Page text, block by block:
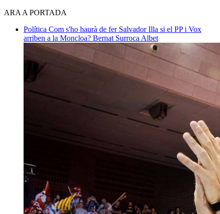
ARA A PORTADA
Política Com s'ho haurà de fer Salvador Illa si el PP i Vox
arriben a la Moncloa? Bernat Surroca Albet